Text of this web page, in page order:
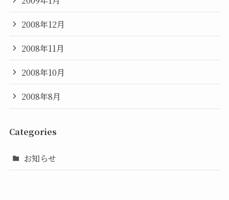
2008年12月
2008年11月
2008年10月
2008年8月
Categories
お知らせ